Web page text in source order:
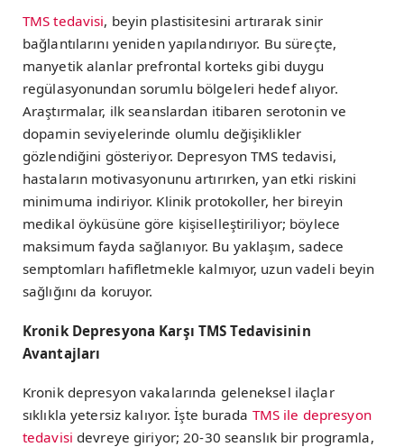
TMS tedavisi, beyin plastisitesini artırarak sinir
bağlantılarını yeniden yapılandırıyor. Bu süreçte,
manyetik alanlar prefrontal korteks gibi duygu
regülasyonundan sorumlu bölgeleri hedef alıyor.
Araştırmalar, ilk seanslardan itibaren serotonin ve
dopamin seviyelerinde olumlu değişiklikler
gözlendiğini gösteriyor. Depresyon TMS tedavisi,
hastaların motivasyonunu artırırken, yan etki riskini
minimuma indiriyor. Klinik protokoller, her bireyin
medikal öyküsüne göre kişiselleştiriliyor; böylece
maksimum fayda sağlanıyor. Bu yaklaşım, sadece
semptomları hafifletmekle kalmıyor, uzun vadeli beyin
sağlığını da koruyor.
Kronik Depresyona Karşı TMS Tedavisinin
Avantajları
Kronik depresyon vakalarında geleneksel ilaçlar
sıklıkla yetersiz kalıyor. İşte burada TMS ile depresyon
tedavisi devreye giriyor; 20-30 seanslık bir programla,